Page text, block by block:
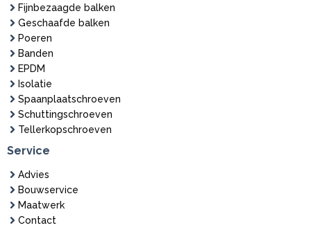
Fijnbezaagde balken
Geschaafde balken
Poeren
Banden
EPDM
Isolatie
Spaanplaatschroeven
Schuttingschroeven
Tellerkopschroeven
Service
Advies
Bouwservice
Maatwerk
Contact